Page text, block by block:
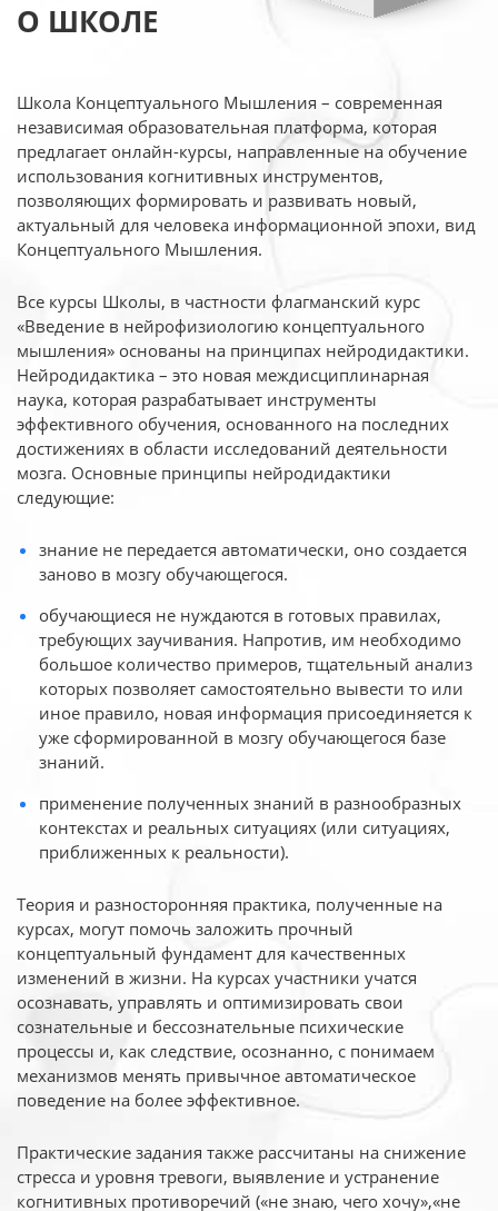
О ШКОЛЕ
Школа Концептуального Мышления – современная
независимая образовательная платформа, которая
предлагает онлайн-курсы, направленные на обучение
использования когнитивных инструментов,
позволяющих формировать и развивать новый,
актуальный для человека информационной эпохи, вид
Концептуального Мышления.
Все курсы Школы, в частности флагманский курс
«Введение в нейрофизиологию концептуального
мышления» основаны на принципах нейродидактики.
Нейродидактика – это новая междисциплинарная
наука, которая разрабатывает инструменты
эффективного обучения, основанного на последних
достижениях в области исследований деятельности
мозга. Основные принципы нейродидактики
следующие:
знание не передается автоматически, оно создается
заново в мозгу обучающегося.
обучающиеся не нуждаются в готовых правилах,
требующих заучивания. Напротив, им необходимо
большое количество примеров, тщательный анализ
которых позволяет самостоятельно вывести то или
иное правило, новая информация присоединяется к
уже сформированной в мозгу обучающегося базе
знаний.
применение полученных знаний в разнообразных
контекстах и реальных ситуациях (или ситуациях,
приближенных к реальности).
Теория и разносторонняя практика, полученные на
курсах, могут помочь заложить прочный
концептуальный фундамент для качественных
изменений в жизни. На курсах участники учатся
осознавать, управлять и оптимизировать свои
сознательные и бессознательные психические
процессы и, как следствие, осознанно, с понимаем
механизмов менять привычное автоматическое
поведение на более эффективное.
Практические задания также рассчитаны на снижение
стресса и уровня тревоги, выявление и устранение
когнитивных противоречий («не знаю, чего хочу»,«не